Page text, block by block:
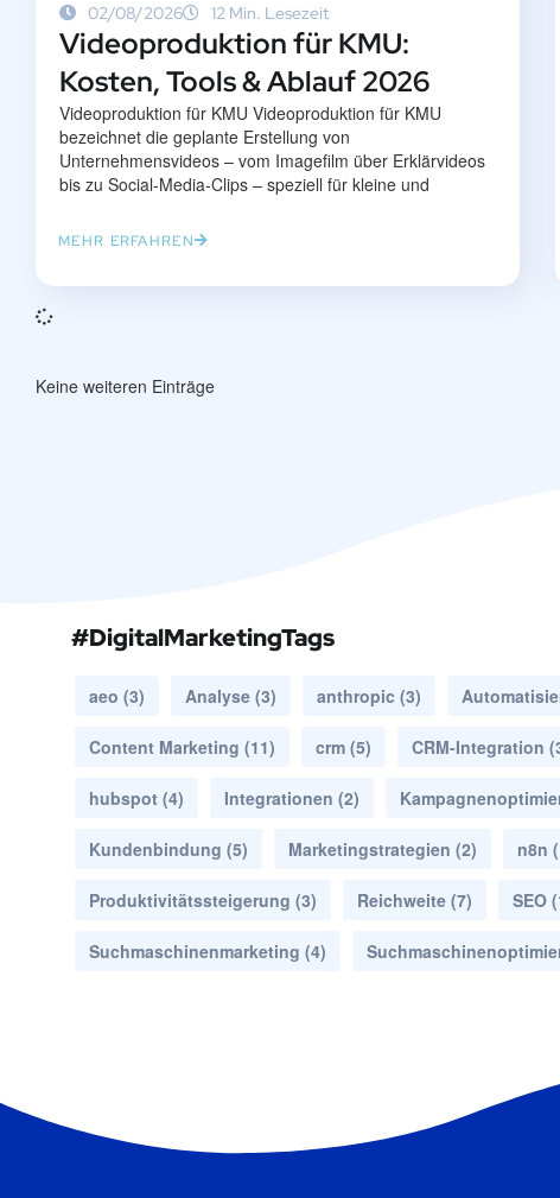
02/08/2026 12 Min. Lesezeit
Videoproduktion für KMU:
Kosten, Tools & Ablauf 2026
Videoproduktion für KMU Videoproduktion für KMU
bezeichnet die geplante Erstellung von
Unternehmensvideos – vom Imagefilm über Erklärvideos
bis zu Social-Media-Clips – speziell für kleine und
MEHR ERFAHREN
Keine weiteren Einträge
#DigitalMarketingTags
aeo (3) Analyse (3) anthropic (3)
Content Marketing (11) crm (5) CRM-Integration
hubspot (4) Integrationen (2)
Kundenbindung (5) Marketingstrategien (2) n8n
Produktivitätssteigerung (3) Reichweite (7) SEO
Suchmaschinenmarketing (4)